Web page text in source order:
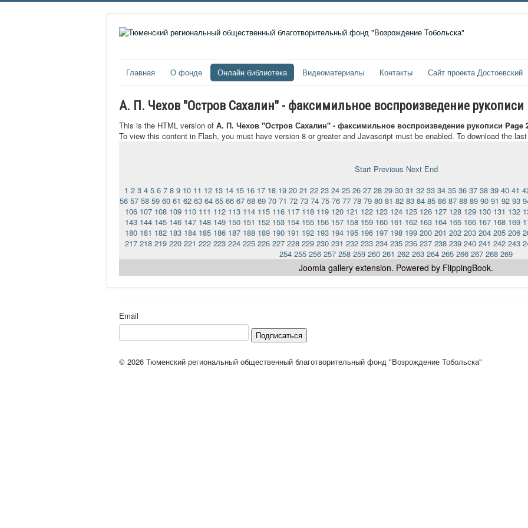
Главная О фонде Онлайн библиотека Видеоматериалы Контакты Сайт проекта Достоевский
А. П. Чехов "Остров Сахалин" - факсимильное воспроизведение рукописи
This is the HTML version of А. П. Чехов "Остров Сахалин" - факсимильное воспроизведение рукописи Page
To view this content in Flash, you must have version 8 or greater and Javascript must be enabled. To download the
Start Previous Next End
1 2 3 4 5 6 7 8 9 10 11 12 13 14 15 16 17 18 19 20 21 22 23 24 25 26 27 28 29 30 31 32 33 34 35 36 37 38 39 40 41
56 57 58 59 60 61 62 63 64 65 66 67 68 69 70 71 72 73 74 75 76 77 78 79 80 81 82 83 84 85 86 87 88 89 90 91 92 93
106 107 108 109 110 111 112 113 114 115 116 117 118 119 120 121 122 123 124 125 126 127 128 129 130 131 132
143 144 145 146 147 148 149 150 151 152 153 154 155 156 157 158 159 160 161 162 163 164 165 166 167 168 169
180 181 182 183 184 185 186 187 188 189 190 191 192 193 194 195 196 197 198 199 200 201 202 203 204 205 206
217 218 219 220 221 222 223 224 225 226 227 228 229 230 231 232 233 234 235 236 237 238 239 240 241 242 243
254 255 256 257 258 259 260 261 262 263 264 265 266 267 268 269
Joomla gallery extension. Powered by FlippingBook.
Email
Подписаться
© 2026 Тюменский региональный общественный благотворительный фонд "Возрождение Тобольска"